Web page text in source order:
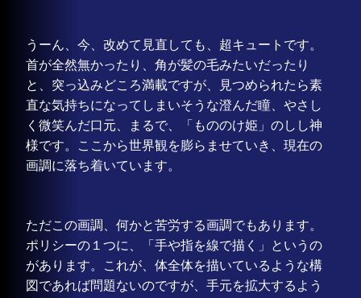
うーん、今、改めて見直しても、超キュートです。
首が全然無かったり、角が髪の毛みたいだったり
と、突っ込みどころ満載ですが、見つめられたら素
直な気持ちになってしまいそうな澄んだ瞳、やさし
く微笑んだ口元、まるで、「もののけ姫」のしし神
様です。ここから世界観を膨らませていき、現在の
画調に落ち着いています。
ただこの画調、何かと苦労する画調でもあります。
ポリシーの１つに、「手や指を線で描く」というの
があります。これが、体全体を描いているような構
図であれば問題ないのですが、手元を拡大するよう